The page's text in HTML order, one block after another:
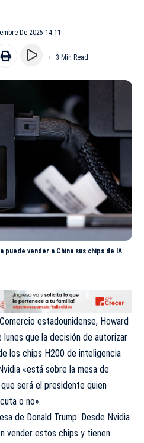
De 2025 14:11
3 Min Read
puede vender a China sus chips de IA
estadounidense, Howard
lunes que la decisión de autorizar
los chips H200 de inteligencia
«está sobre la mesa de
que será el presidente quien
o no».
de Donald Trump. Desde Nvidia
vender estos chips y tienen